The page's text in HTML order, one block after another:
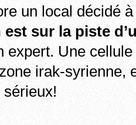
un local décidé
est sur la piste
expert. Une
irak-syrienne,